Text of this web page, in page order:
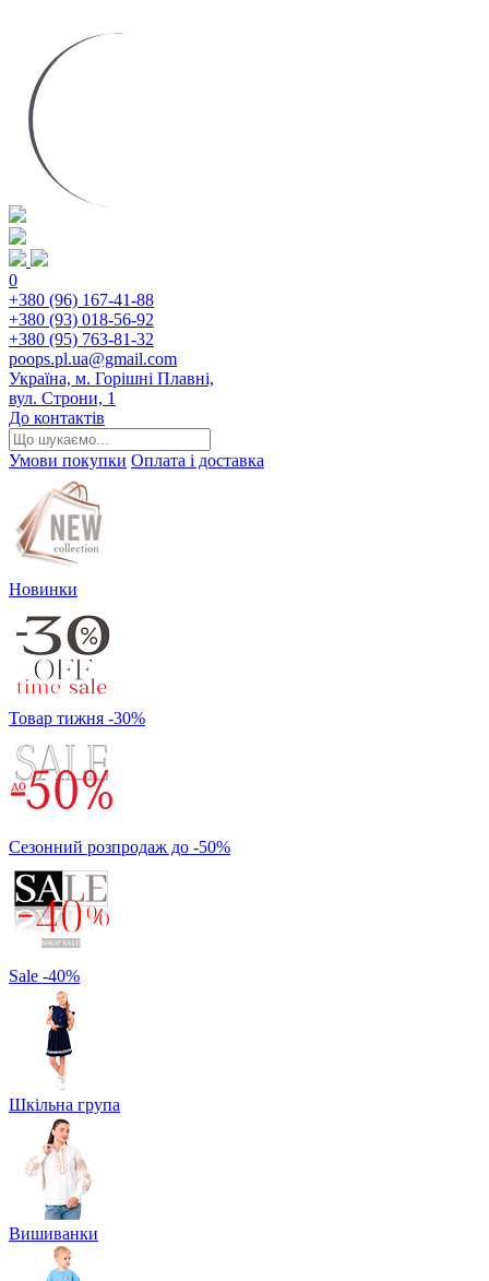
0
+380 (96) 167-41-88
+380 (93) 018-56-92
+380 (95) 763-81-32
poops.pl.ua@gmail.com
Україна, м. Горішні Плавні,
вул. Строни, 1
До контактів
Умови покупки Оплата і доставка
Новинки
Товар тижня -30%
Сезонний розпродаж до -50%
Sale -40%
Шкільна група
Вишиванки